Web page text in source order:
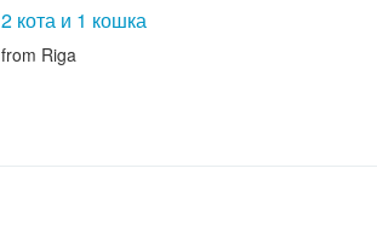
2 кота и 1 кошка
from Riga